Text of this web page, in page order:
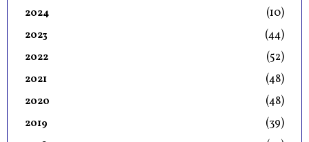
2024 (10)
2023 (44)
2022 (52)
2021 (48)
2020 (48)
2019 (39)